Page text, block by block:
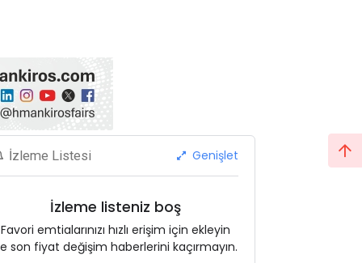
İzleme Listesi Genişlet
İzleme listeniz boş
Favori emtialarınızı hızlı erişim için ekleyin
son fiyat değişim haberlerini kaçırmayın.